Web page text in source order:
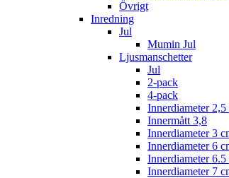
Övrigt
Inredning
Jul
Mumin Jul
Ljusmanschetter
Jul
2-pack
4-pack
Innerdiameter 2,5
Innermått 3,8
Innerdiameter 3
Innerdiameter 6
Innerdiameter 6.5
Innerdiameter 7